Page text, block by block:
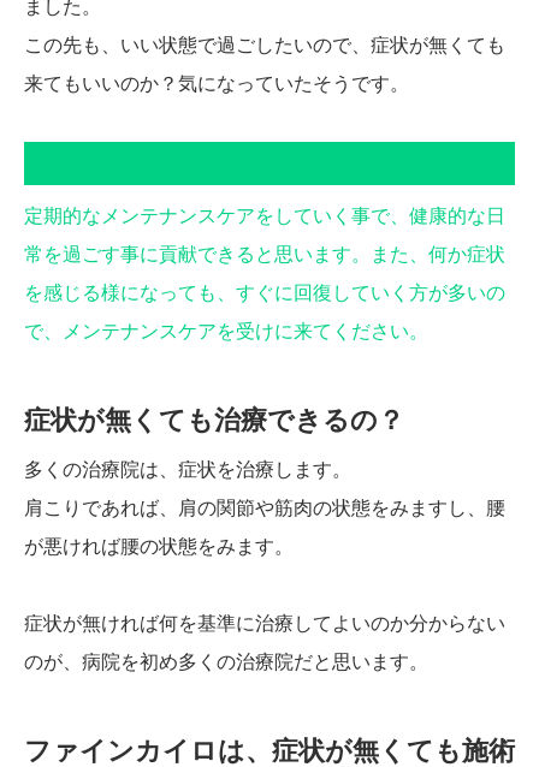
ました。
この先も、いい状態で過ごしたいので、症状が無くても
来てもいいのか？気になっていたそうです。
定期的なメンテナンスケアをしていく事で、健康的な日
常を過ごす事に貢献できると思います。また、何か症状
を感じる様になっても、すぐに回復していく方が多いの
で、メンテナンスケアを受けに来てください。
症状が無くても治療できるの？
多くの治療院は、症状を治療します。
肩こりであれば、肩の関節や筋肉の状態をみますし、腰
が悪ければ腰の状態をみます。
症状が無ければ何を基準に治療してよいのか分からない
のが、病院を初め多くの治療院だと思います。
ファインカイロは、症状が無くても施術